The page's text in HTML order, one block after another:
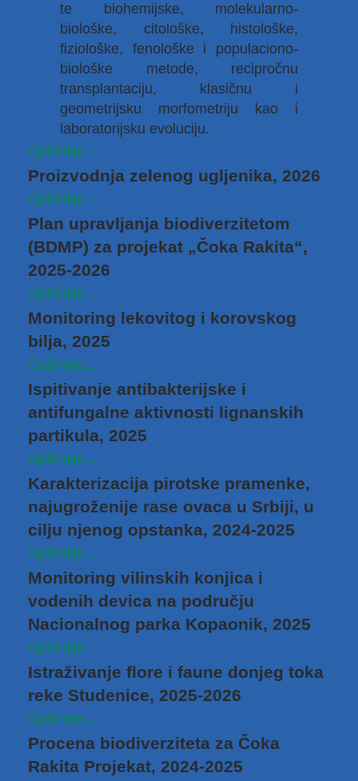
te biohemijske, molekularno-
biološke, citološke, histološke,
fiziološke, fenološke i populaciono-
biološke metode, recipročnu
transplantaciju, klasičnu i
geometrijsku morfometriju kao i
laboratorijsku evoluciju.
Opširnije...
Proizvodnja zelenog ugljenika, 2026
Opširnije...
Plan upravljanja biodiverzitetom
(BDMP) za projekat „Čoka Rakita“,
2025-2026
Opširnije...
Monitoring lekovitog i korovskog
bilja, 2025
Opširnije...
Ispitivanje antibakterijske i
antifungalne aktivnosti lignanskih
partikula, 2025
Opširnije...
Karakterizacija pirotske pramenke,
najugroženije rase ovaca u Srbiji, u
cilju njenog opstanka, 2024-2025
Opširnije...
Monitoring vilinskih konjica i
vodenih devica na području
Nacionalnog parka Kopaonik, 2025
Opširnije...
Istraživanje flore i faune donjeg toka
reke Studenice, 2025-2026
Opširnije...
Procena biodiverziteta za Čoka
Rakita Projekat, 2024-2025